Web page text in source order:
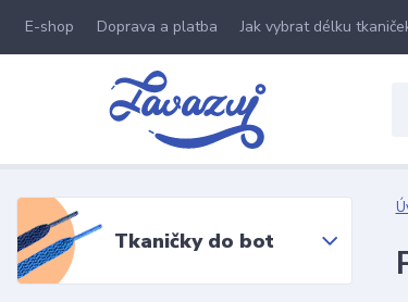
E-shop Doprava a platba Jak vybrat délku
Tkaničky do bot